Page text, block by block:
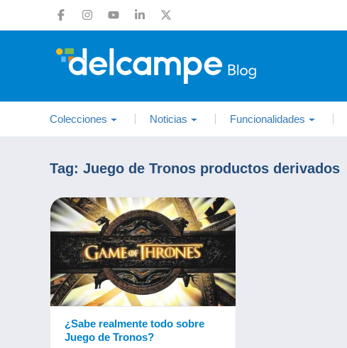
Colecciones Noticias Funcionalidades
Tag: Juego de Tronos productos derivados
¿Sabe realmente todo sobre
Juego de Tronos?